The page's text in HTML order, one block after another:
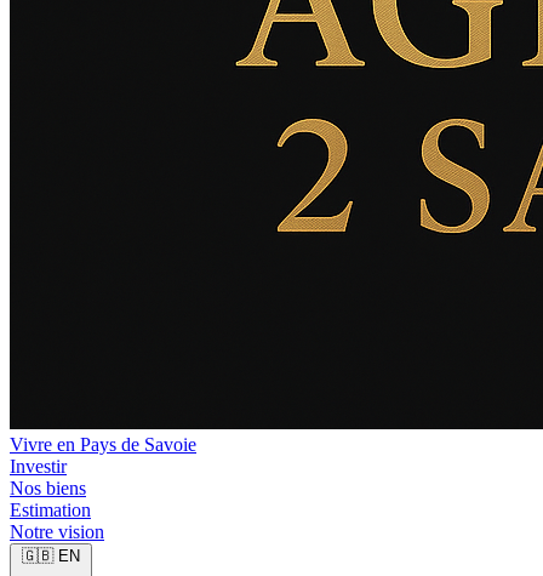
Vivre en Pays de Savoie
Investir
Nos biens
Estimation
Notre vision
🇬🇧 EN